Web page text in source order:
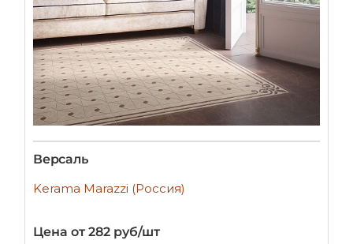
Версаль
Kerama Marazzi (Россия)
Цена от 282 руб/шт